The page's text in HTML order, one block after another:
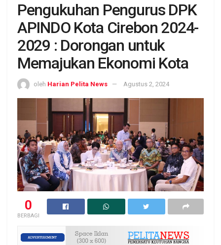
Pengukuhan Pengurus DPK
APINDO Kota Cirebon 2024-
2029 : Dorongan untuk
Memajukan Ekonomi Kota
oleh Harian Pelita News Agustus 2, 2024
0
BERBAGI